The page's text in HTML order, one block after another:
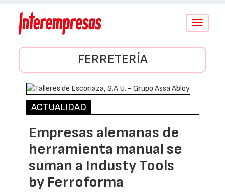
Conmutar
FERRETERÍA
ACTUALIDAD
Empresas alemanas de
herramienta manual se
suman a Industy Tools
by Ferroforma